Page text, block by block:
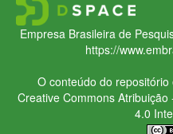
Empresa Brasileira de
https://
O conteúdo do
Creative CommonsAtribuição
4.0